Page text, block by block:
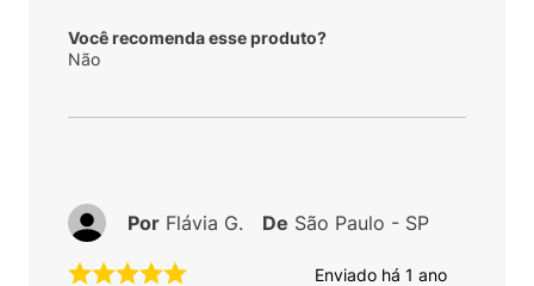
Você recomenda esse produto?
Não
Enviado há 1 ano
Por Flávia G. De São Paulo - SP